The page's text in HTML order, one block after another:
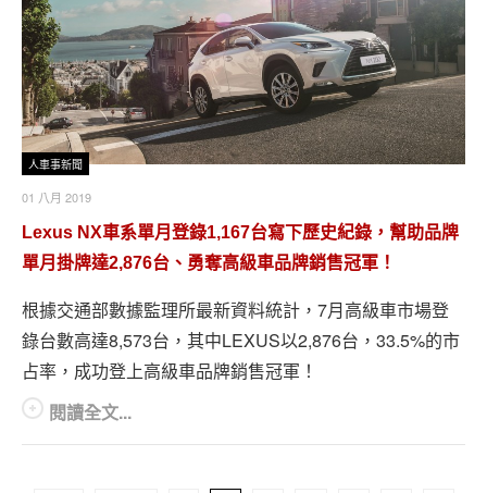
人車事新聞
01 八月 2019
Lexus NX車系單月登錄1,167台寫下歷史紀錄，幫助品牌
單月掛牌達2,876台、勇奪高級車品牌銷售冠軍！
根據交通部數據監理所最新資料統計，7月高級車市場登
錄台數高達8,573台，其中LEXUS以2,876台，33.5%的市
占率，成功登上高級車品牌銷售冠軍！
閱讀全文...